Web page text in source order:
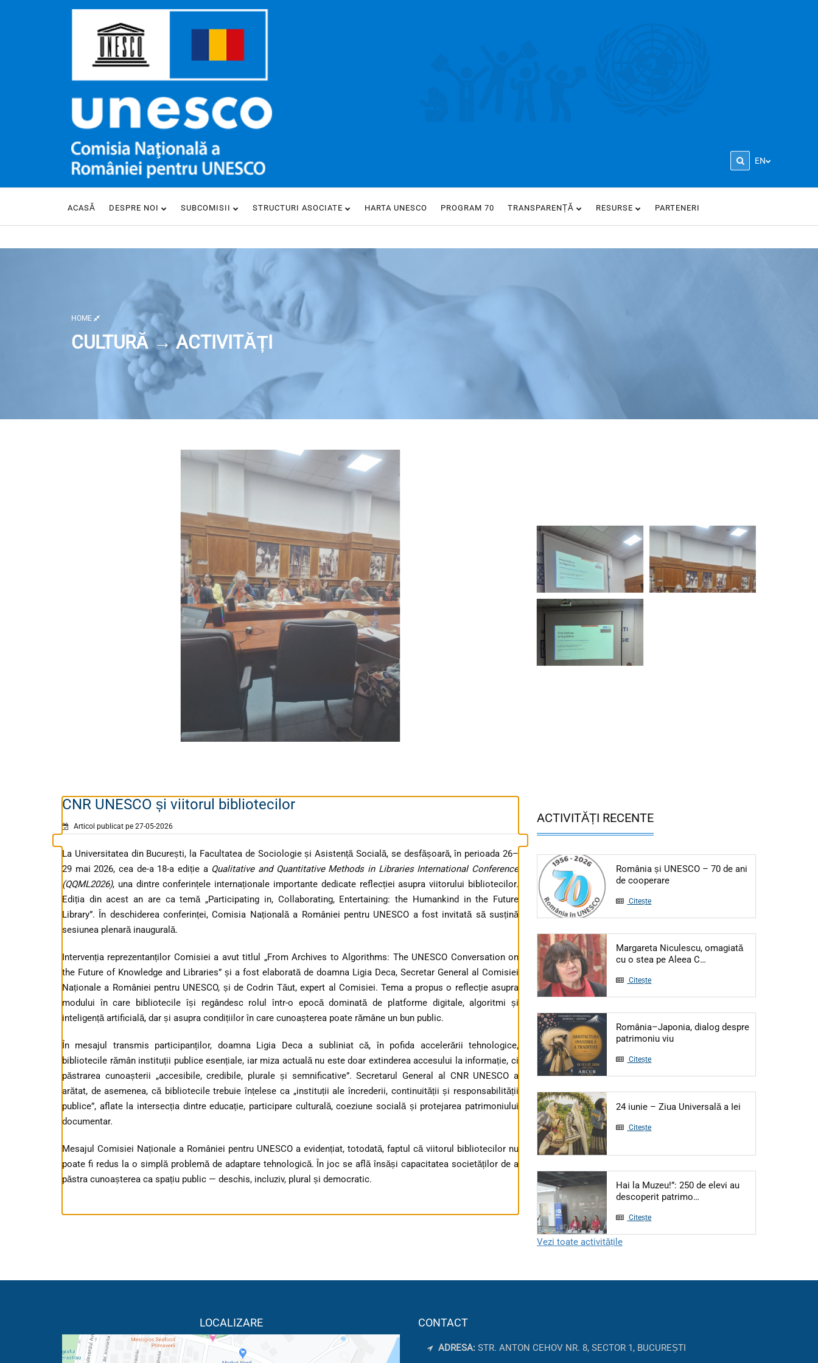
EN
ACASĂ DESPRE NOI SUBCOMISII STRUCTURI ASOCIATE HARTA UNESCO PROGRAM 70 TRANSPARENȚĂ RESURSE PARTENERI
HOME
CULTURĂ → ACTIVITĂȚI
CNR UNESCO și viitorul bibliotecilor
Articol publicat pe 27-05-2026
La Universitatea din București, la Facultatea de Sociologie și Asistență Socială, se desfășoară, în perioada 26–
29 mai 2026, cea de-a 18-a ediție a Qualitative and Quantitative Methods in Libraries International Conference
(QQML2026), una dintre conferințele internaționale importante dedicate reflecției asupra viitorului bibliotecilor.
Ediția din acest an are ca temă „Participating in, Collaborating, Entertaining: the Humankind in the Future
Library”. În deschiderea conferinței, Comisia Națională a României pentru UNESCO a fost invitată să susțină
sesiunea plenară inaugurală.
Intervenția reprezentanților Comisiei a avut titlul „From Archives to Algorithms: The UNESCO Conversation on
the Future of Knowledge and Libraries” și a fost elaborată de doamna Ligia Deca, Secretar General al Comisiei
Naționale a României pentru UNESCO, și de Codrin Tăut, expert al Comisiei. Tema a propus o reflecție asupra
modului în care bibliotecile își regândesc rolul într-o epocă dominată de platforme digitale, algoritmi și
inteligență artificială, dar și asupra condițiilor în care cunoașterea poate rămâne un bun public.
În mesajul transmis participanților, doamna Ligia Deca a subliniat că, în pofida accelerării tehnologice,
bibliotecile rămân instituții publice esențiale, iar miza actuală nu este doar extinderea accesului la informație, ci
păstrarea cunoașterii „accesibile, credibile, plurale și semnificative”. Secretarul General al CNR UNESCO a
arătat, de asemenea, că bibliotecile trebuie înțelese ca „instituții ale încrederii, continuității și responsabilității
publice”, aflate la intersecția dintre educație, participare culturală, coeziune socială și protejarea patrimoniului
documentar.
Mesajul Comisiei Naționale a României pentru UNESCO a evidențiat, totodată, faptul că viitorul bibliotecilor nu
poate fi redus la o simplă problemă de adaptare tehnologică. În joc se află însăși capacitatea societăților de a
păstra cunoașterea ca spațiu public — deschis, incluziv, plural și democratic.
ACTIVITĂȚI RECENTE
România și UNESCO – 70 de ani
de cooperareArticol: România și UNESCO – 70
Citește
Margareta Niculescu, omagiată
cu o stea pe Aleea C…
Citește
România–Japonia, dialog despre
patrimoniu viuArticol: România–Japonia, dialog
Citește
24 iunie – Ziua Universală a Iei
Citește
Hai la Muzeu!”: 250 de elevi au
descoperit patrimo…
Citește
Vezi toate activitățile
LOCALIZARE CONTACT
ADRESA: STR. ANTON CEHOV NR. 8, SECTOR 1, BUCUREȘTI